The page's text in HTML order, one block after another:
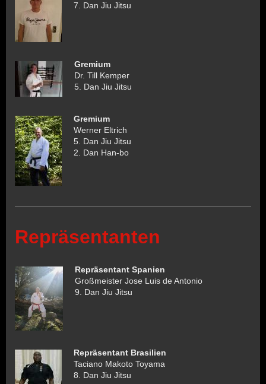
7. Dan Jiu Jitsu
Gremium
Dr. Till Kemper
5. Dan Jiu Jitsu
Gremium
Werner Eltrich
5. Dan Jiu Jitsu
2. Dan Han-bo
Repräsentanten
Repräsentant Spanien
Großmeister Jose Luis de Antonio
9. Dan Jiu Jitsu
Repräsentant Brasilien
Taciano Makoto Toyama
8. Dan Jiu Jitsu